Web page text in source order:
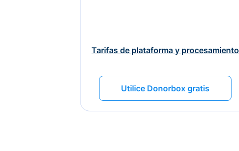
Tarifas de plataforma y procesamiento
Utilice Donorbox gratis